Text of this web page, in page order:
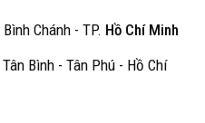
Chánh - TP. Hồ Chí Minh
Bình - Tân Phú - Hồ Chí